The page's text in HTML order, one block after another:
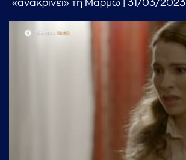
«ανακρίνει» τη Μάρμω | 31/03/2023